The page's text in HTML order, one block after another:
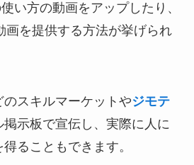
い方の動画をアップしたり、
画を提供する方法が挙げられ
のスキルマーケットやジモテ
示板で宣伝し、実際に人に
ることもできます。